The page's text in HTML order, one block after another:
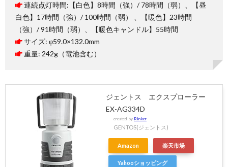
連続点灯時間:【白色】8時間（強）/ 78時間（弱）、【昼
白色】17時間（強）/ 100時間（弱） 、【暖色】23時間
（強）/ 91時間（弱）、【暖色キャンドル】55時間
サイズ: φ59.0×132.0mm
重量: 242g（電池含む）
ジェントス エクスプローラー
EX-AG334D
created by Rinker
GENTOS(ジェントス)
Amazon 楽天市場
Yahooショッピング